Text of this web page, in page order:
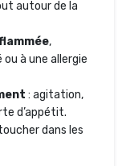
autour de la
,
à une allergie
: agitation,
d’appétit.
dans les